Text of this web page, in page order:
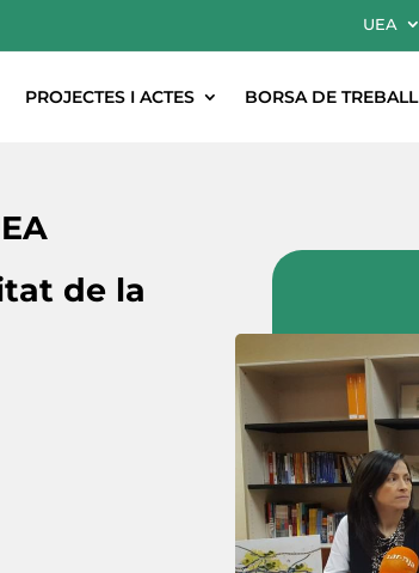
UEA
PROJECTES I ACTES BORSA DE TREBALL
de la